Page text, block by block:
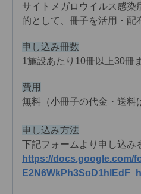
サイトメガロウイルス感染
的として、冊子を活用・配
申し込み冊数
1施設あたり10冊以上30冊
費用
無料（小冊子の代金・送料
申し込み方法
下記フォームより申し込み
https://docs.google.com/